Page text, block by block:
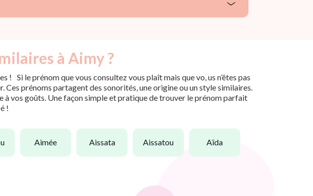
à Aimy ?
Si le prénom que vous consultez vous plaît mais que vo, us n’êtes pas
prénoms partagent des sonorités, une origine ou un style similaires.
vos goûts. Une façon simple et pratique de trouver le prénom parfait
!
aimée aissata aissatou aïda